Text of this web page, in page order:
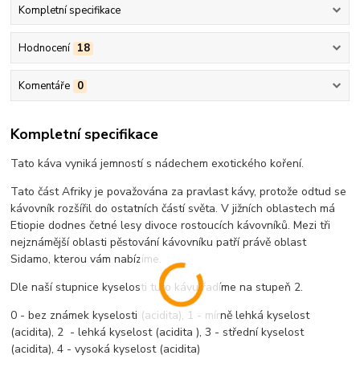
Kompletní specifikace
Hodnocení 18
Komentáře 0
Kompletní specifikace
Tato káva vyniká jemností s nádechem exotického koření.
Tato část Afriky je považována za pravlast kávy, protože odtud se
kávovník rozšířil do ostatních částí světa. V jižních oblastech má
Etiopie dodnes četné lesy divoce rostoucích kávovníků. Mezi tři
nejznámější oblasti pěstování kávovníku patří právě oblast
Sidamo, kterou vám nabízíme.
Dle naší stupnice kyselosti tuto kávu řadíme na stupeň 2.
0 - bez známek kyselosti (acidita), 1 - mírně lehká kyselost
(acidita), 2 - lehká kyselost (acidita ), 3 - střední kyselost
(acidita), 4 - vysoká kyselost (acidita)